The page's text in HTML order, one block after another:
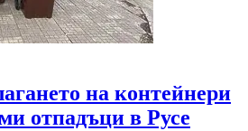
на контейнери
отпадъци в Русе